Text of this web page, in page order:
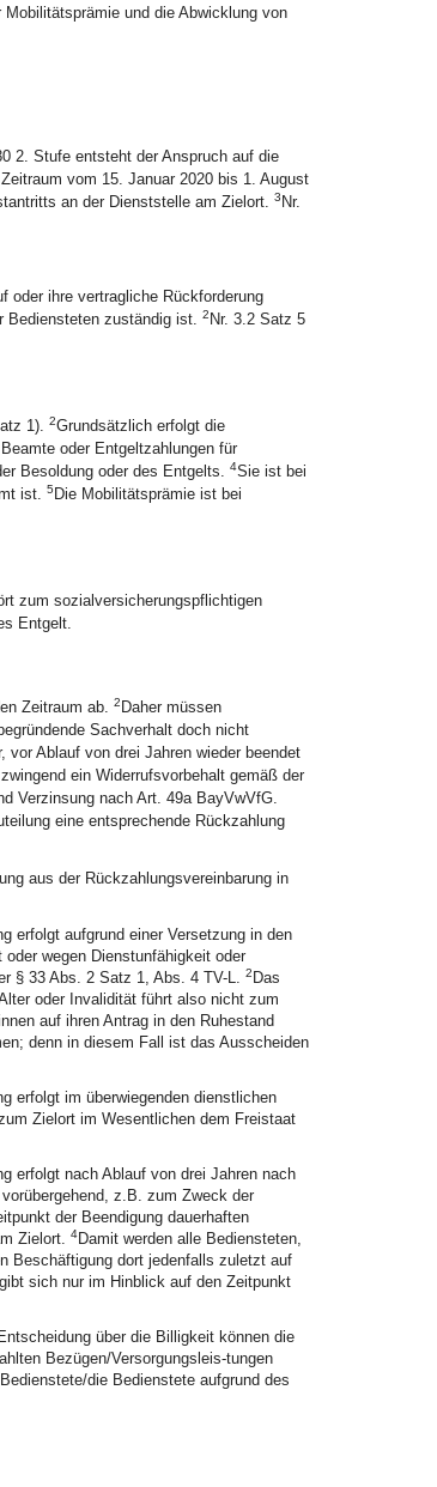
Mobilitätsprämie und die Abwicklung von
2. Stufe entsteht der Anspruch auf die
vom 15. Januar 2020 bis 1. August
an der Dienststelle am Zielort. 3 Nr.
oder ihre vertragliche Rückforderung
Bediensteten zuständig ist. 2 Nr. 3.2 Satz 5
1). 2Grundsätzlich erfolgt die
oder Entgeltzahlungen für
Besoldung oder des Entgelts. 4Sie ist bei
ist. 5 Die Mobilitätsprämie ist bei
zum sozialversicherungspflichtigen
Entgelt.
Zeitraum ab. 2 Daher müssen
Sachverhalt doch nicht
Ablauf von drei Jahren wieder beendet
ein Widerrufsvorbehalt gemäß der
Verzinsung nach Art. 49a BayVwVfG.
eine entsprechende Rückzahlung
aus der Rückzahlungsvereinbarung in
erfolgt aufgrund einer Versetzung in den
wegen Dienstunfähigkeit oder
§ 33 Abs. 2 Satz 1, Abs. 4 TV-L. 2 Das
oder Invalidität führt also nicht zum
auf ihren Antrag in den Ruhestand
denn in diesem Fall ist das Ausscheiden
erfolgt im überwiegenden dienstlichen
Zielort im Wesentlichen dem Freistaat
erfolgt nach Ablauf von drei Jahren nach
z.B. zum Zweck der
der Beendigung dauerhaften
Zielort. 4Damit werden alle Bediensteten,
Beschäftigung dort jedenfalls zuletzt auf
sich nur im Hinblick auf den Zeitpunkt
über die Billigkeit können die
Bezügen/Versorgungsleis-tungen
die Bedienstete aufgrund des